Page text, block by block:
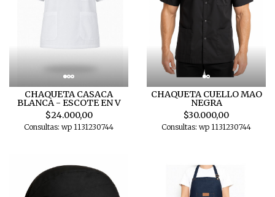
CHAQUETA CASACA
BLANCA - ESCOTE EN V
$24.000,00
Consultas: wp 1131230744
CHAQUETA CUELLO MAO
NEGRA
$30.000,00
Consultas: wp 1131230744